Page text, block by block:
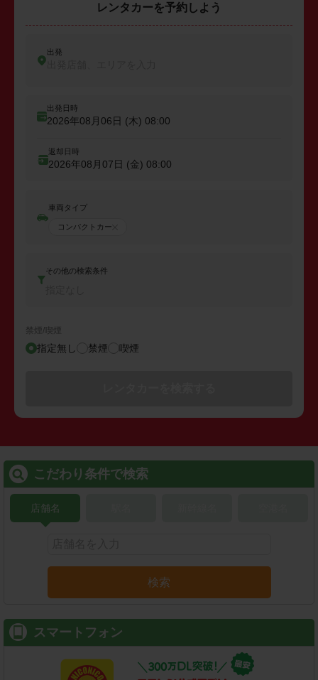
レンタカーを予約しよう
出発
出発日時
2026年08月06日 (木) 08:00
返却日時
2026年08月07日 (金) 08:00
車両タイプ
コンパクトカー
その他の検索条件
禁煙/喫煙
指定無し 禁煙 喫煙
こだわり条件で検索
店舗名
検索
スマートフォン